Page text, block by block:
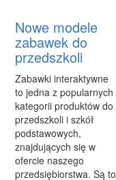
WEB
OPROGRAMOWANIE
KONTAKT
Nowe modele
zabawek do
przedszkoli
Zabawki interaktywne
to jedna z popularnych
kategorii produktów do
przedszkoli i szkół
podstawowych,
znajdujących się w
ofercie naszego
przedsiębiorstwa. Są to